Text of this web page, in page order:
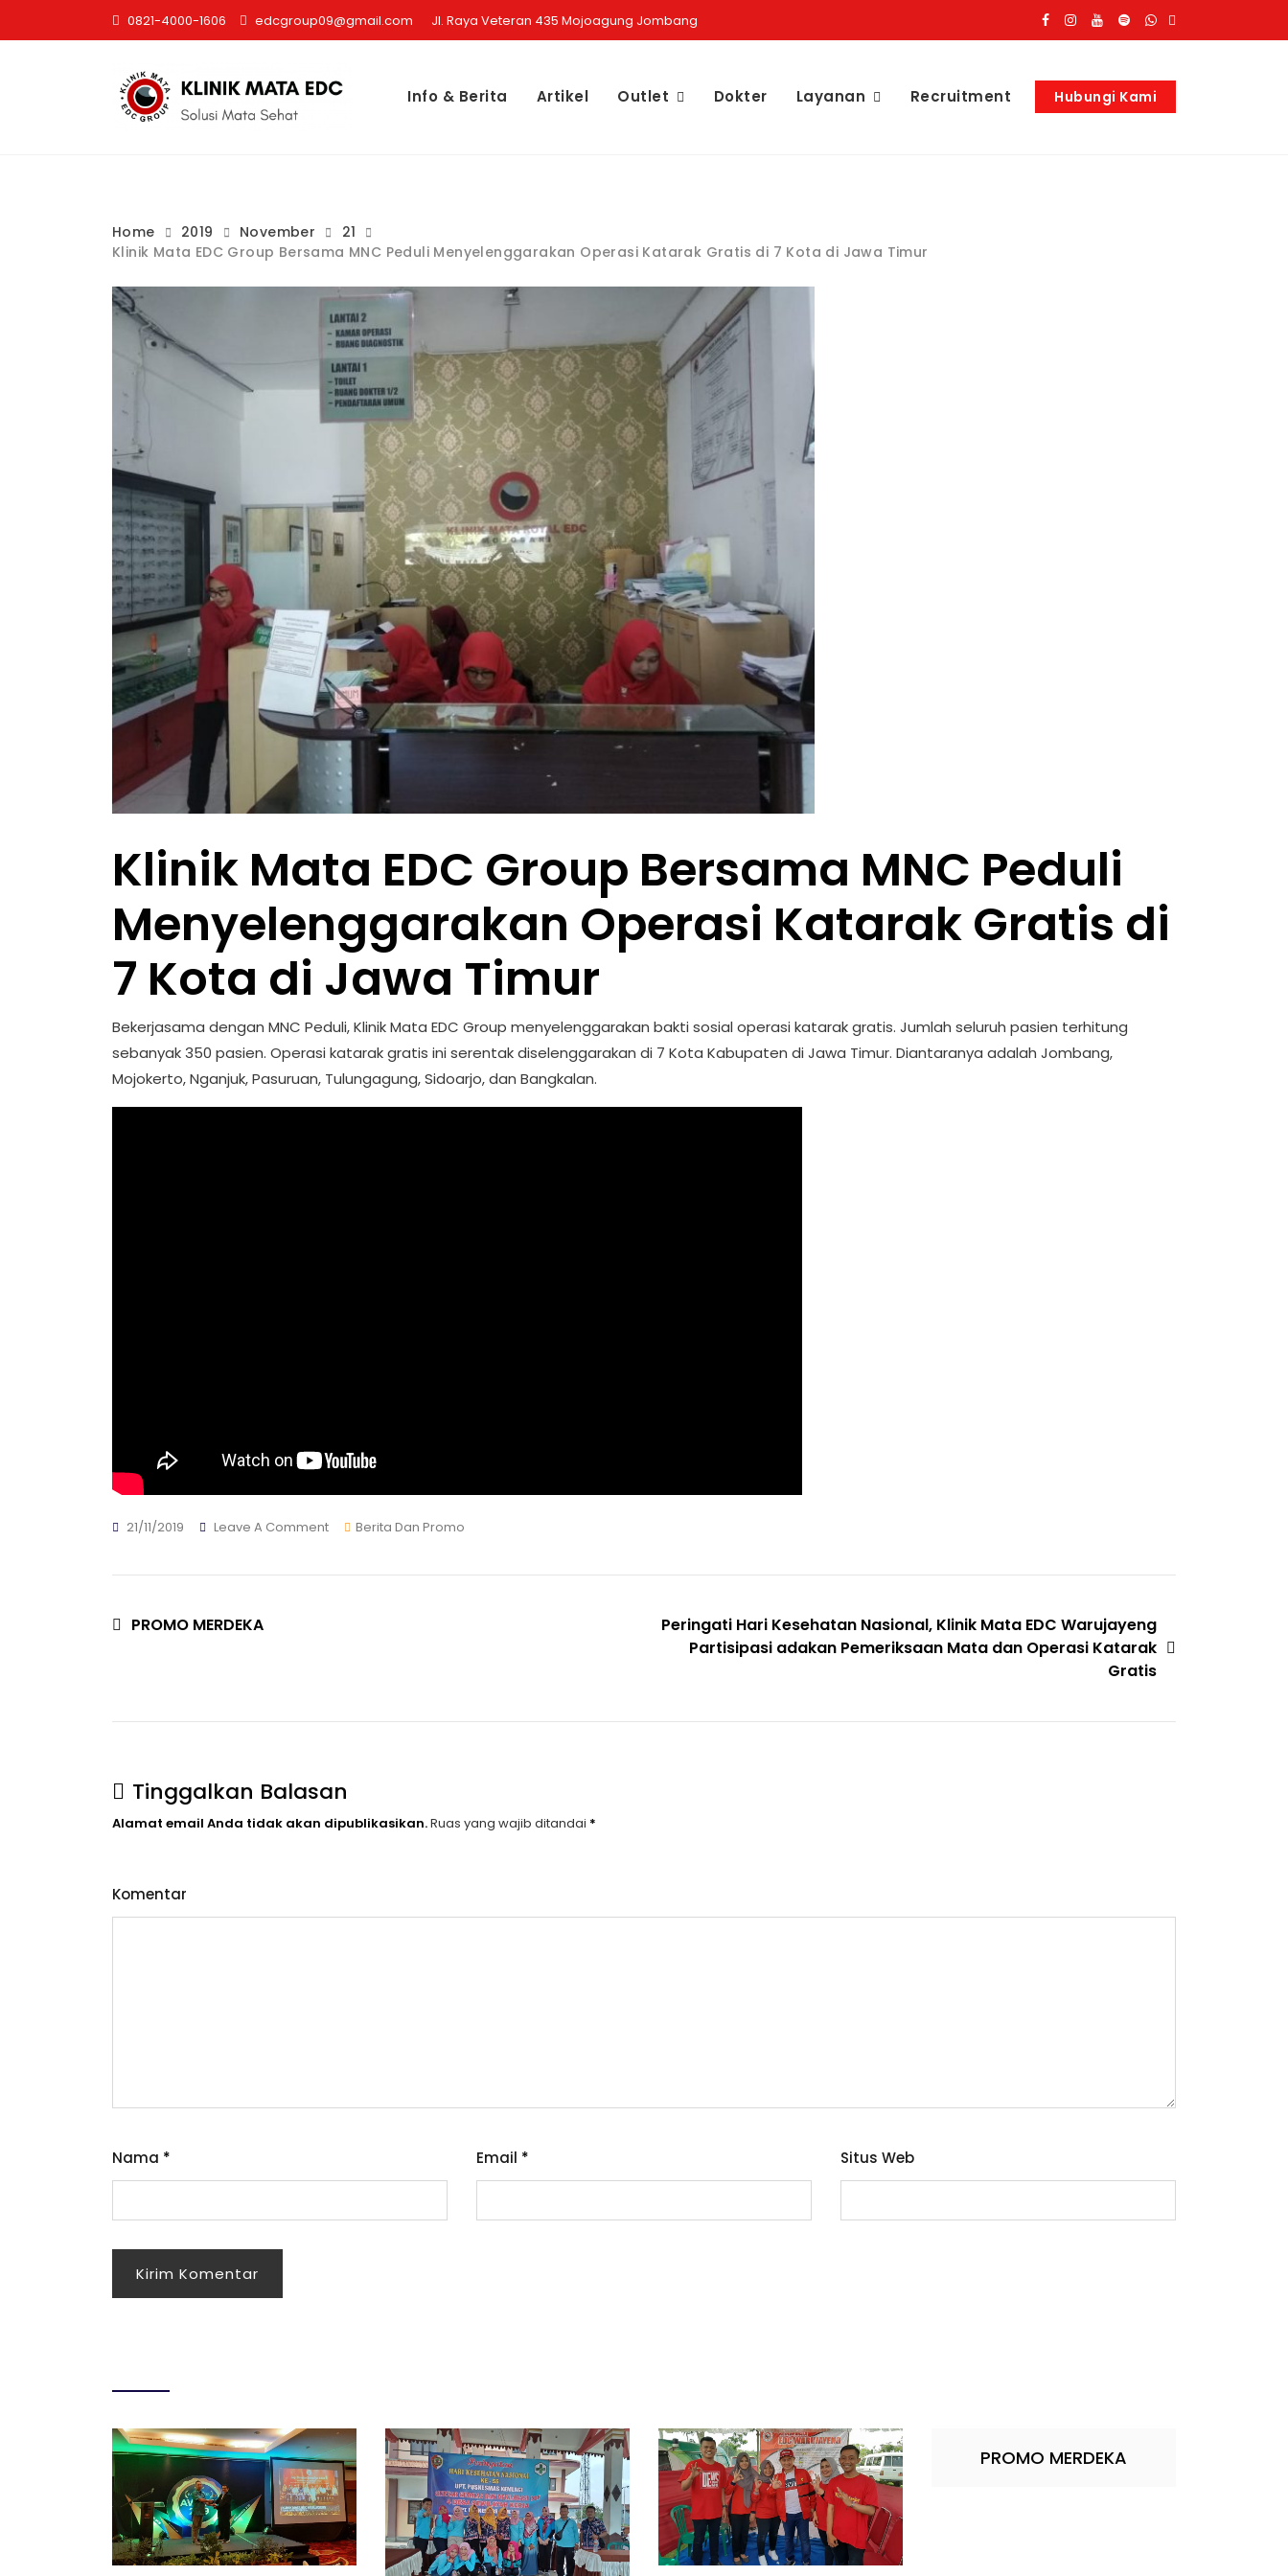
0821-4000-1606 edcgroup09@gmail.com Jl. Raya Veteran 435 Mojoagung Jombang
Info & Berita Artikel Outlet Dokter Layanan Recruitment Hubungi Kami
Home 2019 November
21
Klinik Mata EDC Group Bersama MNC Peduli Menyelenggarakan Operasi Katarak Gratis di 7 Kota di Jawa Timur
Klinik Mata EDC Group Bersama MNC Peduli
Menyelenggarakan Operasi Katarak Gratis di
7 Kota di Jawa Timur
Bekerjasama dengan MNC Peduli, Klinik Mata EDC Group menyelenggarakan bakti sosial operasi katarak gratis. Jumlah seluruh pasien terhitung
sebanyak 350 pasien. Operasi katarak gratis ini serentak diselenggarakan di 7 Kota Kabupaten di Jawa Timur. Diantaranya adalah Jombang,
Mojokerto, Nganjuk, Pasuruan, Tulungagung, Sidoarjo, dan Bangkalan.
21/11/2019 Leave A CommentOn
EDC
Gratis
Di
Jawa
Timur
Berita Dan Promo
Navigasi
PROMO MERDEKA
Peringati Hari Kesehatan Nasional, Klinik Mata EDC Warujayeng
Partisipasi adakan Pemeriksaan Mata dan Operasi Katarak
Gratis
Tinggalkan Balasan
Alamat email Anda tidak akan dipublikasikan.Ruas yang wajib ditandai *
Komentar
Nama * Email * Situs Web
PROMO MERDEKA